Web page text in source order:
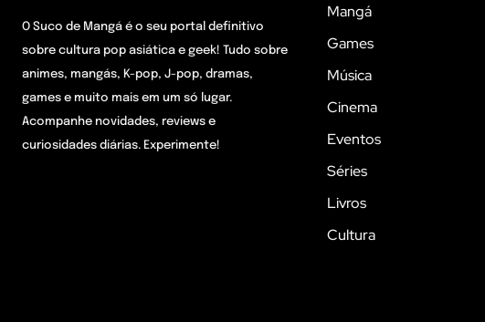
O Suco de Mangá é o seu portal definitivo
sobre cultura pop asiática e geek! Tudo sobre
animes, mangás, K-pop, J-pop, dramas,
games e muito mais em um só lugar.
Acompanhe novidades, reviews e
curiosidades diárias. Experimente!
Mangá
Games
Música
Cinema
Eventos
Séries
Livros
Cultura